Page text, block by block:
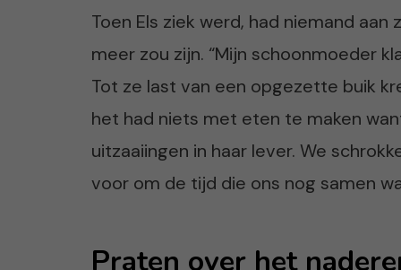
Toen Els ziek werd, had niemand
meer zou zijn. “Mijn schoonmoeder
Tot ze last van een opgezette buik
het had niets met eten te maken
uitzaaiingen in haar lever. We
voor om de tijd die ons nog samen
Praten over het